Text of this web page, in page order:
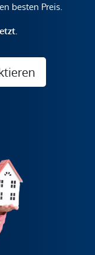
besten Preis.